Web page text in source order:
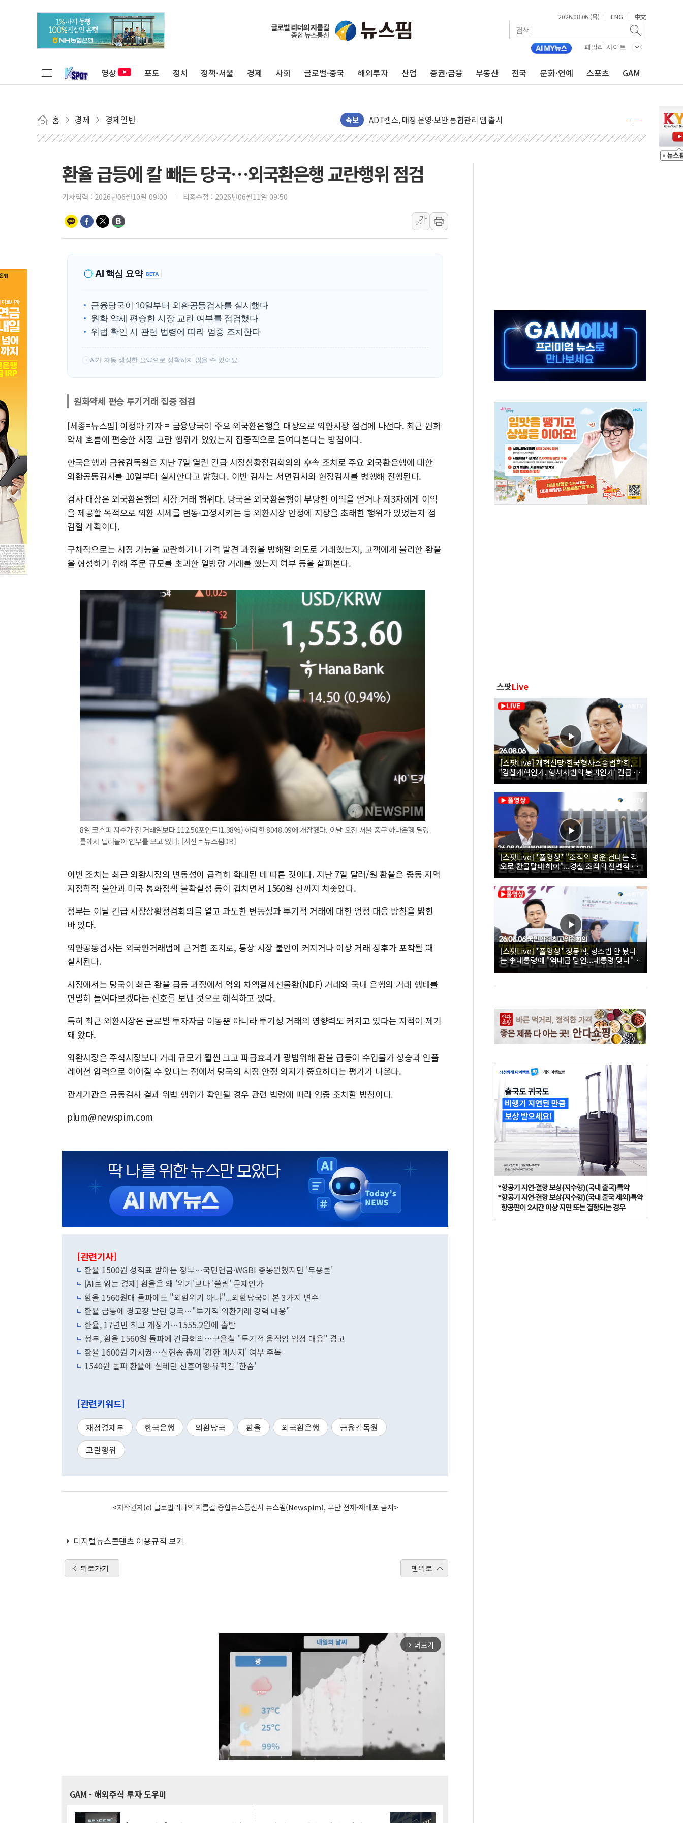
2026.08.06 (목) | ENG | 中文
패밀리 사이트
영상 포토 정치 정책·서울 경제 사회 글로벌·중국 해외투자 산업 증권·금융 부동산 전국 문화·연예 스포츠 GAM
홈 경제 경제일반 속보
미래에셋자산운용 "변동성 커진 AI 반도체, 메모리 넘어 밸류체인 분산 투자해야"
카카오뱅크 '모임통장'의 락인 효과, '모임주' 이자 기여도 일반 2배
더본코리아 홍콩반점, '부산 돼지국밥짬뽕' 2주간 전국 한시 판매
LGU+, 국내 IDaaS 최초 클라우드 보안인증 획득
환율 100원 빠지면 현대차 영업익 2.2조 증발...하반기 '환율 역풍' 우려
카카오, 'AI 수익화' 내년 상반기부터 본격화
경찰, '홍명보 감독 선임 의혹' 축구협회 압수수색
LX하우시스 "역대급 폭염에 고단열 인테리어 관심 급증"
일 안 하고 '초과근무 수당' 챙긴 경찰관 2명 송치
토마토시스템 조길주·이강찬 대표, 자사주 매수
[특징주] 고려아연, 상반기 최대 실적에 13%대 급등
보훈부, 내년 워싱턴서 첫 '국제보훈컨퍼런스'… 한미동맹 상징성 부각
가온전선, 싱가포르 도시철도 전력망 구축 계약
환율 급등에 칼 빼든 당국…외국환은행 교란행위 점검
기사입력 : 2026년06월10일 09:00 최종수정 : 2026년06월11일 09:50
가
가
AI 핵심 요약 BETA
금융당국이 10일부터 외환공동검사를 실시했다
원화 약세 편승한 시장 교란 여부를 점검했다
위법 확인 시 관련 법령에 따라 엄중 조치한다
! AI가 자동 생성한 요약으로 정확하지 않을 수 있어요.
원화약세 편승 투기거래 집중 점검
[세종=뉴스핌] 이정아 기자 = 금융당국이 주요 외국환은행을 대상으로 외환시장 점검에 나선다. 최근 원화
약세 흐름에 편승한 시장 교란 행위가 있었는지 집중적으로 들여다본다는 방침이다.
한국은행과 금융감독원은 지난 7일 열린 긴급 시장상황점검회의의 후속 조치로 주요 외국환은행에 대한
외환공동검사를 10일부터 실시한다고 밝혔다. 이번 검사는 서면검사와 현장검사를 병행해 진행된다.
검사 대상은 외국환은행의 시장 거래 행위다. 당국은 외국환은행이 부당한 이익을 얻거나 제3자에게 이익
을 제공할 목적으로 외환 시세를 변동·고정시키는 등 외환시장 안정에 지장을 초래한 행위가 있었는지 점
검할 계획이다.
구체적으로는 시장 기능을 교란하거나 가격 발견 과정을 방해할 의도로 거래했는지, 고객에게 불리한 환율
을 형성하기 위해 주문 규모를 초과한 일방향 거래를 했는지 여부 등을 살펴본다.
8일 코스피 지수가 전 거래일보다 112.50포인트(1.38%) 하락한 8048.09에 개장했다. 이날 오전 서울 중구 하나은행 딜링
룸에서 딜러들이 업무를 보고 있다. [사진 = 뉴스핌DB]
이번 조치는 최근 외환시장의 변동성이 급격히 확대된 데 따른 것이다. 지난 7일 달러/원 환율은 중동 지역
지정학적 불안과 미국 통화정책 불확실성 등이 겹치면서 1560원 선까지 치솟았다.
정부는 이날 긴급 시장상황점검회의를 열고 과도한 변동성과 투기적 거래에 대한 엄정 대응 방침을 밝힌
바 있다.
외환공동검사는 외국환거래법에 근거한 조치로, 통상 시장 불안이 커지거나 이상 거래 징후가 포착될 때
실시된다.
시장에서는 당국이 최근 환율 급등 과정에서 역외 차액결제선물환(NDF) 거래와 국내 은행의 거래 행태를
면밀히 들여다보겠다는 신호를 보낸 것으로 해석하고 있다.
특히 최근 외환시장은 글로벌 투자자금 이동뿐 아니라 투기성 거래의 영향력도 커지고 있다는 지적이 제기
돼 왔다.
외환시장은 주식시장보다 거래 규모가 훨씬 크고 파급효과가 광범위해 환율 급등이 수입물가 상승과 인플
레이션 압력으로 이어질 수 있다는 점에서 당국의 시장 안정 의지가 중요하다는 평가가 나온다.
관계기관은 공동검사 결과 위법 행위가 확인될 경우 관련 법령에 따라 엄중 조치할 방침이다.
plum@newspim.com
[관련기사]
환율 1500원 성적표 받아든 정부…국민연금·WGBI 총동원했지만 '무용론'
[AI로 읽는 경제] 환율은 왜 '위기'보다 '쏠림' 문제인가
환율 1560원대 돌파에도 "외환위기 아냐"...외환당국이 본 3가지 변수
환율 급등에 경고장 날린 당국…"투기적 외환거래 강력 대응"
환율, 17년만 최고 개장가…1555.2원에 출발
정부, 환율 1560원 돌파에 긴급회의…구윤철 "투기적 움직임 엄정 대응" 경고
환율 1600원 가시권…신현송 총재 '강한 메시지' 여부 주목
1540원 돌파 환율에 설레던 신혼여행·유학길 '한숨'
[관련키워드]
재정경제부 한국은행 외환당국 환율 외국환은행
금융감독원
교란행위
<저작권자(c) 글로벌리더의 지름길 종합뉴스통신사 뉴스핌(Newspim), 무단 전재-재배포 금지>
디지털뉴스콘텐츠 이용규칙 보기
뒤로가기 맨위로
arrow_forward_ios 더보기
GAM - 해외주식 투자 도우미
스팟Live
[스팟Live] 개혁신당·한국형사소송법학회,
'검찰개혁인가, 형사사법의 붕괴인가' 긴급 세
미나｜26.08.06
[스팟Live] *풀영상* "조직의 명운 건다는 각
오로 환골탈태 해야"...경찰 조직의 전면적 쇄
신 촉구한 한병도 | 26.08.06 더불어민주당 정
책조정회의
[스팟Live] *풀영상* 장동혁, 형소법 안 봤다
는 李대통령에 "역대급 망언...대통령 맞나"｜
26.08.06 국민의힘 최고위원회의